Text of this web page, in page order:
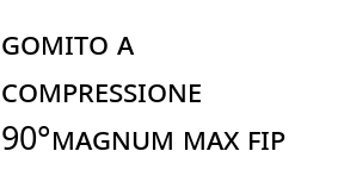
GOMITO A
COMPRESSIONE
90°MAGNUM MAX FIP